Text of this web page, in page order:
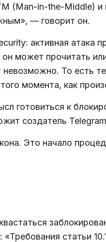
(Man-in-the-Middle) и
— говорит он.
активная атака
может прочитать
То есть
момента, как
готовиться к
создатель
Это начало
статьи